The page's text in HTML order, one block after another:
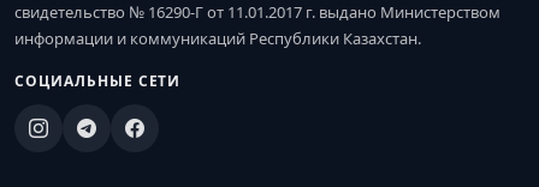
свидетельство № 16290-Г от 11.01.2017 г. выдано Министерством
информации и коммуникаций Республики Казахстан.
СОЦИАЛЬНЫЕ СЕТИ